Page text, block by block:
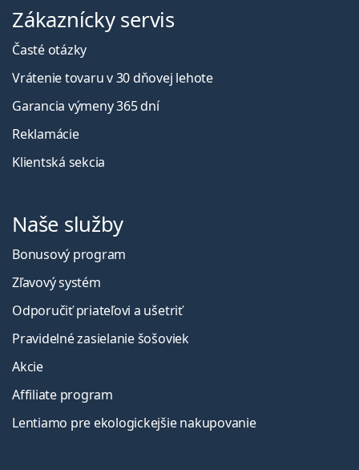
Zákaznícky servis
Časté otázky
Vrátenie tovaru v 30 dňovej lehote
Garancia výmeny 365 dní
Reklamácie
Klientská sekcia
Naše služby
Bonusový program
Zľavový systém
Odporučiť priateľovi a ušetriť
Pravidelné zasielanie šošoviek
Akcie
Affiliate program
Lentiamo pre ekologickejšie nakupovanie